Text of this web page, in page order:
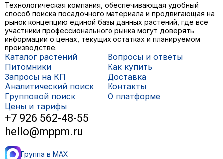
Технологическая компания, обеспечивающая удобный
способ поиска посадочного материала и продвигающая на
рынок концепцию единой базы данных растений, где все
участники профессионального рынка могут доверять
информации о ценах, текущих остатках и планируемом
производстве.
Каталог растений
Питомники
Запросы на КП
Аналитический поиск
Групповой поиск
Цены и тарифы
Вопросы и ответы
Как купить
Доставка
Контакты
О платформе
+7 926 562-48-55
hello@mppm.ru
Группа в MAX